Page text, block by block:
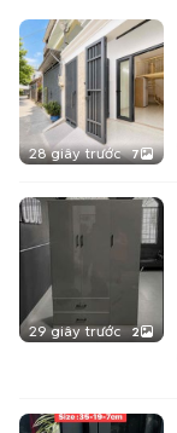
28 giây trước 7
29 giây trước 2